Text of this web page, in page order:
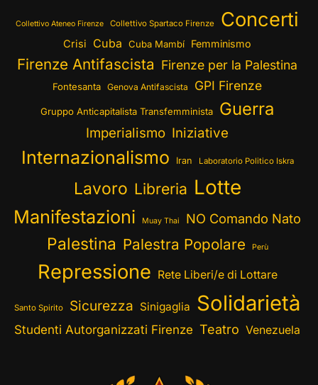
Collettivo Ateneo Firenze Collettivo Spartaco Firenze Concerti
Crisi Cuba Cuba Mambí Femminismo
Firenze Antifascista Firenze per la Palestina
Fontesanta Genova Antifascista GPI Firenze
Gruppo Anticapitalista Transfemminista Guerra
Imperialismo Iniziative
Internazionalismo Iran Laboratorio Politico Iskra
Lavoro Libreria Lotte
Manifestazioni Muay Thai NO Comando Nato
Palestina Palestra Popolare Perù
Repressione Rete Liberi/e di Lottare
Santo Spirito Sicurezza Sinigaglia Solidarietà
Studenti Autorganizzati Firenze Teatro Venezuela